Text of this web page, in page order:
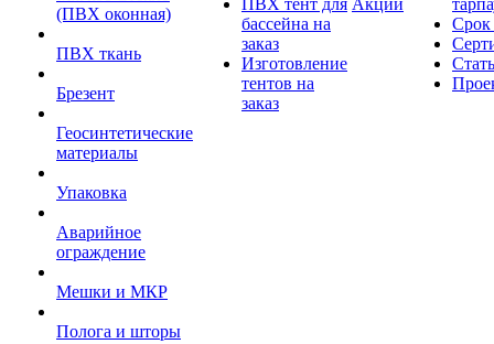
(ПВХ оконная)
ПВХ ткань
Брезент
Геосинтетические
материалы
Упаковка
Аварийное
ограждение
Мешки и МКР
Полога и шторы
ПВХ тент для
бассейна на
заказ
Изготовление
тентов на
заказ
Акции